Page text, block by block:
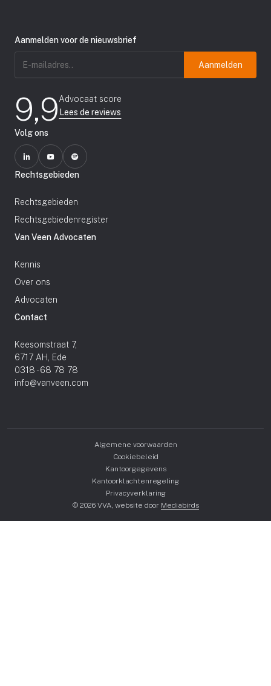
Aanmelden voor de nieuwsbrief
9,9Advocaat score
Lees de reviews
Volg ons
Rechtsgebieden
Rechtsgebieden
Rechtsgebiedenregister
Van Veen Advocaten
Kennis
Over ons
Advocaten
Contact
Keesomstraat 7,
6717 AH, Ede
0318 - 68 78 78
info@vanveen.com
Algemene voorwaarden
Cookiebeleid
Kantoorgegevens
Kantoorklachtenregeling
Privacyverklaring
© 2026 VVA, website door Mediabirds